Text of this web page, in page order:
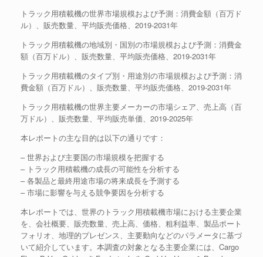
トラック用積載機の世界市場規模および予測：消費金額（百万ド
ル）、販売数量、平均販売価格、2019-2031年
トラック用積載機の地域別・国別の市場規模および予測：消費金
額（百万ドル）、販売数量、平均販売価格、2019-2031年
トラック用積載機のタイプ別・用途別の市場規模および予測：消
費金額（百万ドル）、販売数量、平均販売価格、2019-2031年
トラック用積載機の世界主要メーカーの市場シェア、売上高（百
万ドル）、販売数量、平均販売単価、2019-2025年
本レポートの主な目的は以下の通りです：
– 世界および主要国の市場規模を把握する
– トラック用積載機の成長の可能性を分析する
– 各製品と最終用途市場の将来成長を予測する
– 市場に影響を与える競争要因を分析する
本レポートでは、世界のトラック用積載機市場における主要企業
を、会社概要、販売数量、売上高、価格、粗利益率、製品ポート
フォリオ、地理的プレゼンス、主要動向などのパラメータに基づ
いて紹介しています。本調査の対象となる主要企業には、Cargo